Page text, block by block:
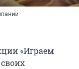
«Играем